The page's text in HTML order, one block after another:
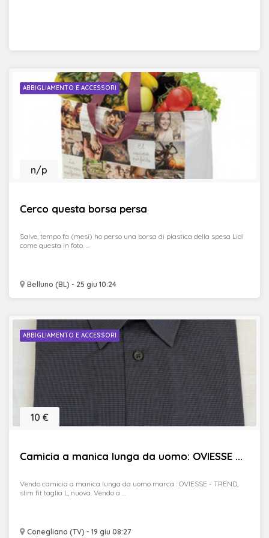
ABBIGLIAMENTO E ACCESSORI
Cerco questa borsa persa
Belluno (BL) - 25 giu 10:24
n/p
Salve, tempo fa (mesi) ho perso una borsa di plastica della spesa Lidl
come questa in foto. ...
ABBIGLIAMENTO E ACCESSORI
Camicia a manica lunga da uomo: OVIESSE ...
Conegliano (TV) - 19 giu 08:27
10 €
Vendo camicia a manica lunga da uomo marca : OVIESSE - TREND,
slim fit taglia L, nuova. Vendo a ...